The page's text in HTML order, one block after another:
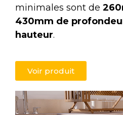
minimales sont de
430mm de
hauteur.
Voir produit